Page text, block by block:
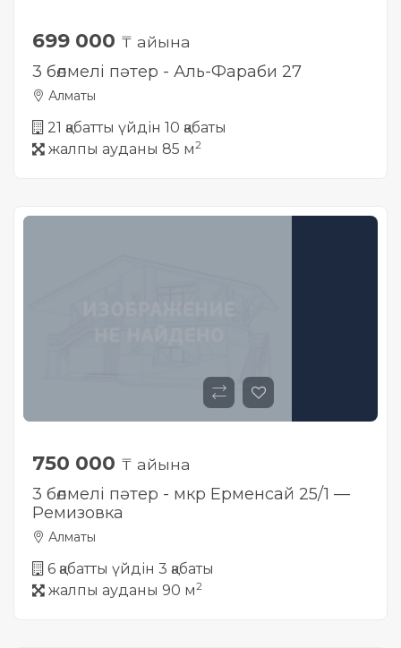
699 000 ₸ айына
3 бөлмелі пәтер - Аль-Фараби 27
Алматы
21 қабатты үйдін 10 қабаты
жалпы ауданы 85 м2
750 000 ₸ айына
3 бөлмелі пәтер - мкр Ерменсай 25/1 —
Ремизовка
Алматы
6 қабатты үйдін 3 қабаты
жалпы ауданы 90 м2